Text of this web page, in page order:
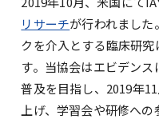
リサーチが行われました
クを介入とする臨床研
す。当協会はエビデン
普及を目指し、2019年
上げ、学習会や研修への